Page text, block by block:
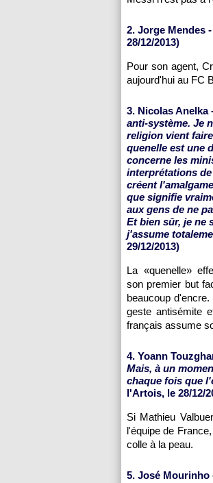
2. Jorge Mendes -
28/12/2013)
Pour son agent,
aujourd'hui au FC
3. Nicolas Anelka
anti-système. Je
religion vient
quenelle est une
concerne les
interprétations
créent
que signifie
aux gens de ne
Et bien sûr, je ne
j'assume
29/12/2013)
La «quenelle»
son premier but
beaucoup
geste antisémite
français assume
4. Yoann
Mais, à un
chaque fois que
l'Artois, le 28/12/
Si Mathieu
l'équipe de
colle à la peau.
5. José Mourinho